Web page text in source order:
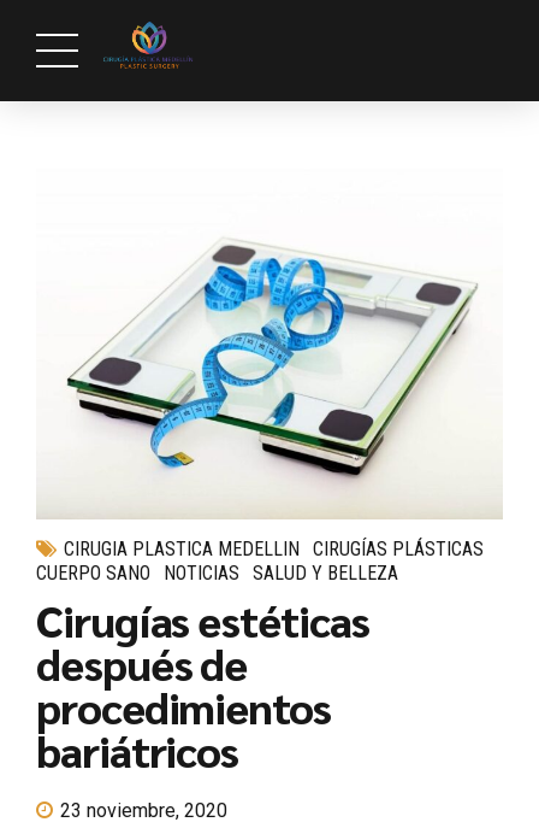
CIRUGIA PLASTICA MEDELLIN
CIRUGÍAS PLÁSTICAS
CUERPO SANO
NOTICIAS SALUD Y BELLEZA
Cirugías estéticas
después de
procedimientos
bariátricos
23 noviembre, 2020